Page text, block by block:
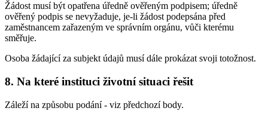
Žádost musí být opatřena úředně ověřeným podpisem; úředně
ověřený podpis se nevyžaduje, je-li žádost podepsána před
zaměstnancem zařazeným ve správním orgánu, vůči kterému
směřuje.
Osoba žádající za subjekt údajů musí dále prokázat svoji totožnost.
8. Na které instituci životní situaci řešit
Záleží na způsobu podání - viz předchozí body.